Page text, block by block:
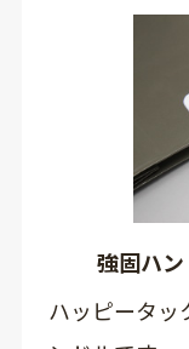
強固ハ
ハッピータッ